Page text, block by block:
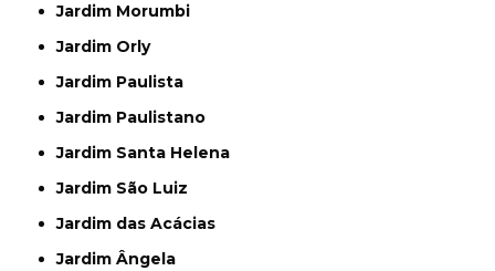
Jardim Morumbi
Jardim Orly
Jardim Paulista
Jardim Paulistano
Jardim Santa Helena
Jardim São Luiz
Jardim das Acácias
Jardim Ângela